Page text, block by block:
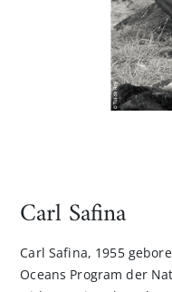
Bildgalerie
Carl Safina
Carl Safina, 1955
Oceans Program der